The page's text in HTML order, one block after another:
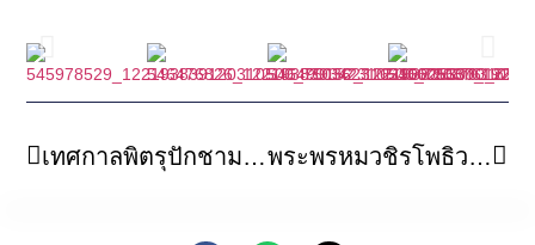
เทศกาลพิตรุปักชามหาสันกัม (Pitru Paksha Mela) ชาวอินเดียเดินทางมาที่มหาเจดีย์พุทธคยาและริมแม่น้ำพัลกุ เพื่ออุทิศบุญให้บรรพบุรุษ พระพรหมวชิรโพธิวงศ์ เจ้าอาวาสวัดไทยพุทธคยา หัวหน้าพระธรรมทูต สายประเทศอินเดีย-เนปาล เข้าเยี่ยมถวายกำลังใจ วัดโภคัลพุทธวิหาร เดลี ประเทศอินเดีย